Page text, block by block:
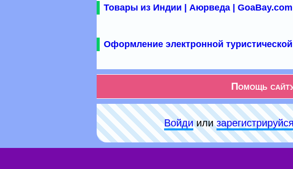
Товары из Индии | Аюрведа | GoaBay.com
Оформление электронной
Помощь
Войдиилизарeгиcтpируйся